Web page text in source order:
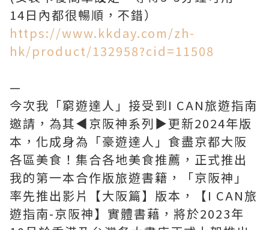
https://www.kkday.com/zh-
hk/product/132958?cid=11508
—
今次我「窮遊達人」接受到I CAN旅遊指南
邀請，為其◀︎京阪神系列▶︎更新2024年版
本，化成身為「豪遊達人」食盡京都大阪
各區美食！集合各地美食推薦，正式推出
我的第一本合作版旅遊書籍，「京阪神」
率先推出影片【大阪篇】版本，【I CAN旅
遊指南-京阪神】實體書藉，將於2023年